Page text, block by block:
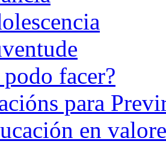
podo facer?
para
en